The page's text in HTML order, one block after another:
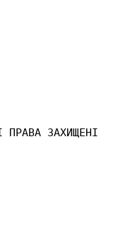
ПРАВА ЗАХИЩЕНІ